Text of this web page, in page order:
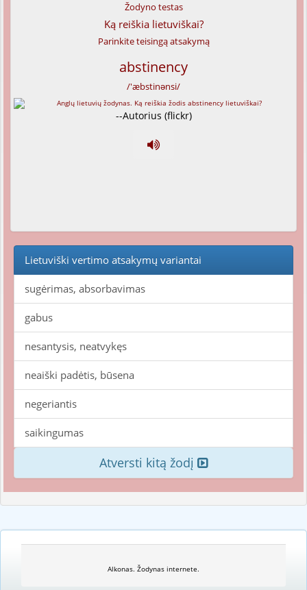
Žodyno testas
Ką reiškia lietuviškai?
Parinkite teisingą atsakymą
abstinency
/'æbstinənsi/
--Autorius (flickr)
Lietuviški vertimo atsakymų variantai
sugėrimas, absorbavimas
gabus
nesantysis, neatvykęs
neaiški padėtis, būsena
negeriantis
saikingumas
Atversti kitą žodį
Alkonas. Žodynas internete.